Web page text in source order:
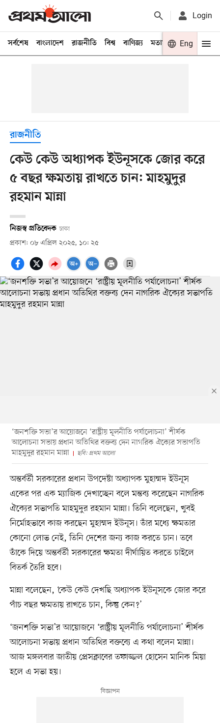
Login
সর্বশেষ বাংলাদেশ রাজনীতি বিশ্ব বাণিজ্য মতামত খেলা
Eng
রাজনীতি
কেউ কেউ অধ্যাপক ইউনূসকে জোর করে
৫ বছর ক্ষমতায় রাখতে চান: মাহমুদুর
রহমান মান্না
নিজস্ব প্রতিবেদক ঢাকা
প্রকাশ: ০৮ এপ্রিল ২০২৫, ১০: ২৫
‘জনশক্তি সভা’র আয়োজনে ‘রাষ্ট্রীয় মূলনীতি পর্যালোচনা’ শীর্ষক
আলোচনা সভায় প্রধান অতিথির বক্তব্য দেন নাগরিক ঐক্যের সভাপতি
মাহমুদুর রহমান মান্না
ছবি: প্রথম আলো
অন্তর্বর্তী সরকারের প্রধান উপদেষ্টা অধ্যাপক মুহাম্মদ ইউনূস
একের পর এক ম্যাজিক দেখাচ্ছেন বলে মন্তব্য করেছেন নাগরিক
ঐক্যের সভাপতি মাহমুদুর রহমান মান্না। তিনি বলেছেন, খুবই
নির্মোহভাবে কাজ করছেন মুহাম্মদ ইউনূস। তাঁর মধ্যে ক্ষমতার
কোনো লোভ নেই, তিনি দেশের জন্য কাজ করতে চান। তবে
তাঁকে দিয়ে অন্তর্বর্তী সরকারের ক্ষমতা দীর্ঘায়িত করতে চাইলে
বিতর্ক তৈরি হবে।
মান্না বলেছেন, ‘কেউ কেউ দেখছি অধ্যাপক ইউনূসকে জোর করে
পাঁচ বছর ক্ষমতায় রাখতে চান, কিন্তু কেন?’
‘জনশক্তি সভা’র আয়োজনে ‘রাষ্ট্রীয় মূলনীতি পর্যালোচনা’ শীর্ষক
আলোচনা সভায় প্রধান অতিথির বক্তব্যে এ কথা বলেন মান্না।
আজ মঙ্গলবার জাতীয় প্রেসক্লাবের তফাজ্জল হোসেন মানিক মিয়া
হলে এ সভা হয়।